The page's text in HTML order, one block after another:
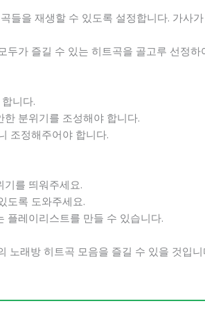
을 재생할 수 있도록 설정합니다. 가사
가 즐길 수 있는 히트곡을 골고루 선정하
니다.
분위기를 조성해야 합니다.
조정해주어야 합니다.
기를 띄워주세요.
도록 도와주세요.
플레이리스트를 만들 수 있습니다.
노래방 히트곡 모음을 즐길 수 있을 것입니